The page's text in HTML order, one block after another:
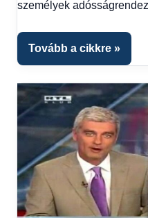
személyek
Tovább a cikkre